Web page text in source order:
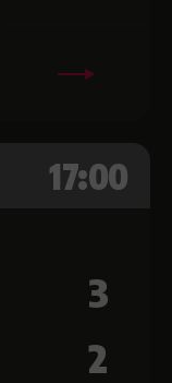
17:00
3
2